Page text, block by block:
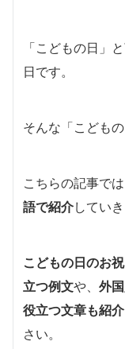
「こどもの日」
日です。
そんな「こども
こちらの記事では
語で紹介していき
こどもの日のお
立つ例文や、 外
役立つ文章も紹介
さい。